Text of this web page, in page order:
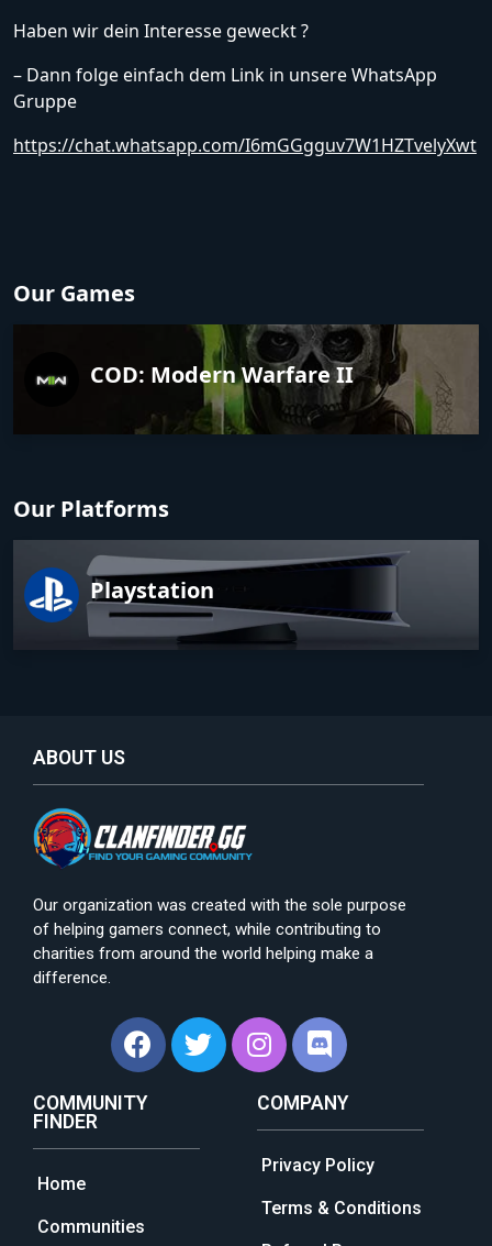
Haben wir dein Interesse geweckt ?
– Dann folge einfach dem Link in unsere WhatsApp
Gruppe
https://chat.whatsapp.com/I6mGGgguv7W1HZTvelyXwt
Our Games
COD: Modern Warfare II
Our Platforms
Playstation
ABOUT US
Our organization was created with the sole purpose
of helping gamers connect, while contributing to
charities from around the world helping make a
difference.
COMMUNITY
FINDER
Home
Communities
COMPANY
Privacy Policy
Terms & Conditions